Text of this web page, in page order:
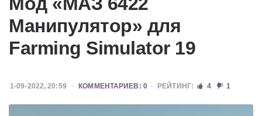
Манипулятор» для
Farming Simulator 19
1-09-2022, 20:59 КОММЕНТАРИЕВ: 0 РЕЙТИНГ: 4 1